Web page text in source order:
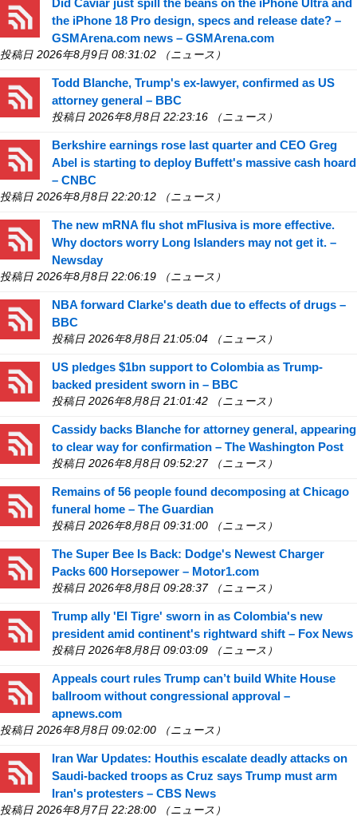
the iPhone 18 Pro design, specs and release date? –
GSMArena.com news – GSMArena.com
投稿日 2026年8月9日 08:31:02 （ニュース）
Todd Blanche, Trump's ex-lawyer, confirmed as US
attorney general – BBC
投稿日 2026年8月8日 22:23:16 （ニュース）
Berkshire earnings rose last quarter and CEO Greg
Abel is starting to deploy Buffett's massive cash hoard
– CNBC
投稿日 2026年8月8日 22:20:12 （ニュース）
The new mRNA flu shot mFlusiva is more effective.
Why doctors worry Long Islanders may not get it. –
Newsday
投稿日 2026年8月8日 22:06:19 （ニュース）
NBA forward Clarke's death due to effects of drugs –
BBC
投稿日 2026年8月8日 21:05:04 （ニュース）
US pledges $1bn support to Colombia as Trump-
backed president sworn in – BBC
投稿日 2026年8月8日 21:01:42 （ニュース）
Cassidy backs Blanche for attorney general, appearing
to clear way for confirmation – The Washington Post
投稿日 2026年8月8日 09:52:27 （ニュース）
Remains of 56 people found decomposing at Chicago
funeral home – The Guardian
投稿日 2026年8月8日 09:31:00 （ニュース）
The Super Bee Is Back: Dodge's Newest Charger
Packs 600 Horsepower – Motor1.com
投稿日 2026年8月8日 09:28:37 （ニュース）
Trump ally 'El Tigre' sworn in as Colombia's new
president amid continent's rightward shift – Fox News
投稿日 2026年8月8日 09:03:09 （ニュース）
Appeals court rules Trump can’t build White House
ballroom without congressional approval –
apnews.com
投稿日 2026年8月8日 09:02:00 （ニュース）
Iran War Updates: Houthis escalate deadly attacks on
Saudi-backed troops as Cruz says Trump must arm
Iran's protesters – CBS News
投稿日 2026年8月7日 22:28:00 （ニュース）